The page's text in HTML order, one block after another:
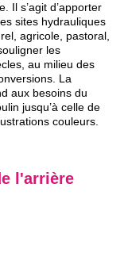
Il s’agit d’apporter
sites hydrauliques
agricole, pastoral,
les
au milieu des
La
aux besoins du
jusqu’à celle de
couleurs.
l'arrière